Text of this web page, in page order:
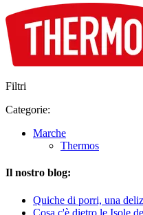
Filtri
Categorie:
Marche
Thermos
Il nostro blog:
Quiche di porri, una
Cosa c'è dietro le Isole